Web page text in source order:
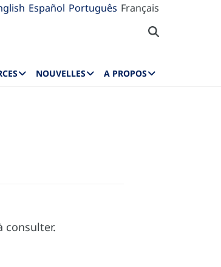
Español Português Français
NOUVELLES A PROPOS
consulter.